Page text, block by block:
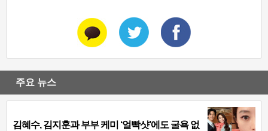
주요 뉴스
김혜수, 김지훈과 부부 케미 ‘얼빡샷’에도 굴욕 없